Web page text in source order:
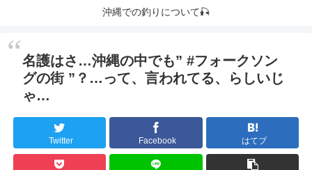
沖縄での釣りについて🎣
名護はさ…沖縄の中でも” #フォークソン
グの街 ”？…って、言われてる、らしいじ
ゃ…
Twitter Facebook はてブ